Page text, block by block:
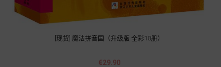
[现货] 魔法拼音国（升级版 全彩10册）
Price
€29.90